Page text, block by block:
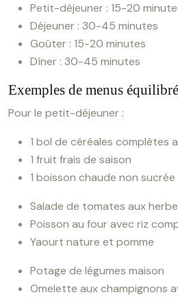
Petit-déjeuner : 15-20
Déjeuner : 30-45 minutes
Goûter : 15-20 minutes
Dîner : 30-45 minutes
Exemples de menus
Pour le petit-déjeuner :
1 bol de céréales complètes
1 fruit frais de saison
1 boisson chaude non sucrée
Salade de tomates aux
Poisson au four avec riz
Yaourt nature et pomme
Potage de légumes maison
Omelette aux champignons